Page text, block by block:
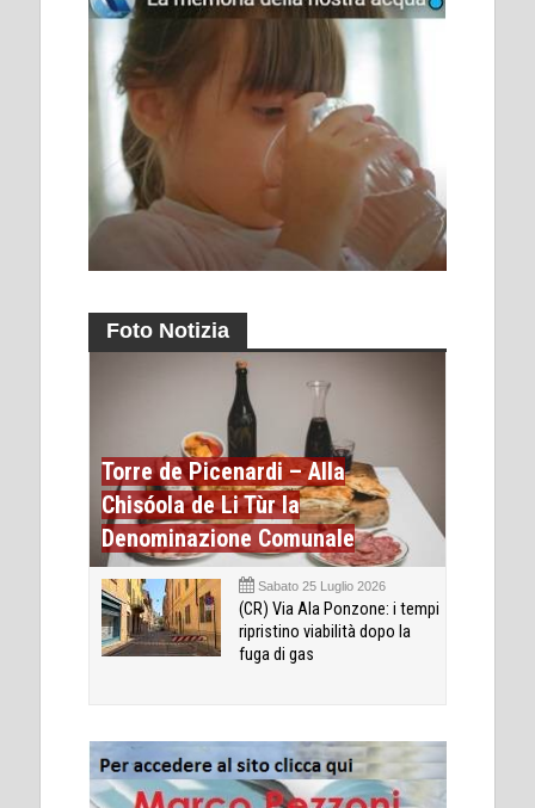
Foto Notizia
Torre de Picenardi – Alla
Chisóola de Li Tùr la
Denominazione Comunale
Sabato 25 Luglio 2026
(CR) Via Ala Ponzone: i tempi
ripristino viabilità dopo la
fuga di gas